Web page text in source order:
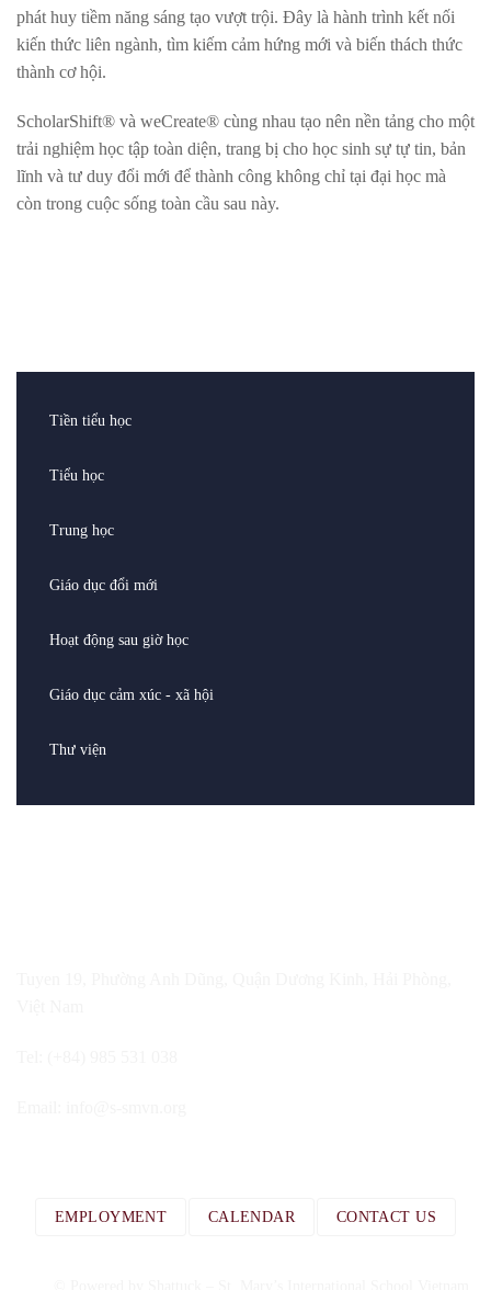
phát huy tiềm năng sáng tạo vượt trội. Đây là hành trình kết nối
kiến thức liên ngành, tìm kiếm cảm hứng mới và biến thách thức
thành cơ hội.
ScholarShift® và weCreate® cùng nhau tạo nên nền tảng cho một
trải nghiệm học tập toàn diện, trang bị cho học sinh sự tự tin, bản
lĩnh và tư duy đổi mới để thành công không chỉ tại đại học mà
còn trong cuộc sống toàn cầu sau này.
Tiền tiểu học
Tiểu học
Trung học
Giáo dục đổi mới
Hoạt động sau giờ học
Giáo dục cảm xúc - xã hội
Thư viện
EMPLOYMENT CALENDAR CONTACT US